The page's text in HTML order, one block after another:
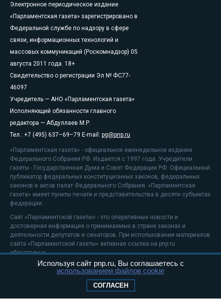
Электронное периодическое издание
«Парламентская газета» зарегистрировано в
Федеральной службе по надзору в сфере
связи, информационных технологий и
массовых коммуникаций (Роскомнадзор) 05
августа 2011 года. 18+
Свидетельство о регистрации Эл № ФС77-
46097
Учредитель — АНО «Парламентская газета»
Исполняющий обязанности главного
редактора — Абдуллаев М.Р.
Тел.: +7 (495) 637–69–79 E-mail: pg@pnp.ru
«Парламентская газета» - официальное еженедельное издание
Федерального Собрания РФ. Издается с 1997 года. Учредители
газеты - Государственная Дума и Совет Федерации РФ. Официальный
публикатор федеральных конституционных законов, федеральных
законов и актов палат Федерального Собрания. «Парламентская
газета» имеет пункты печати и представительства в десяти субъектах
федерации.
Сайт «Парламентской газеты» - это оперативные новости и
достоверная информация о принимаемых в стране законах и
деятельности депутатов и сенаторов. При использовании материалов
сайта «Парламентской газеты» активная ссылка на pnp.ru
обязательна.
На информационном ресурсе применяютсярекомендательные
Положение о защите персональных данных
Используя сайт pnp.ru, Вы соглашаетесь с
использованием файлов cookie
СОГЛАСЕН